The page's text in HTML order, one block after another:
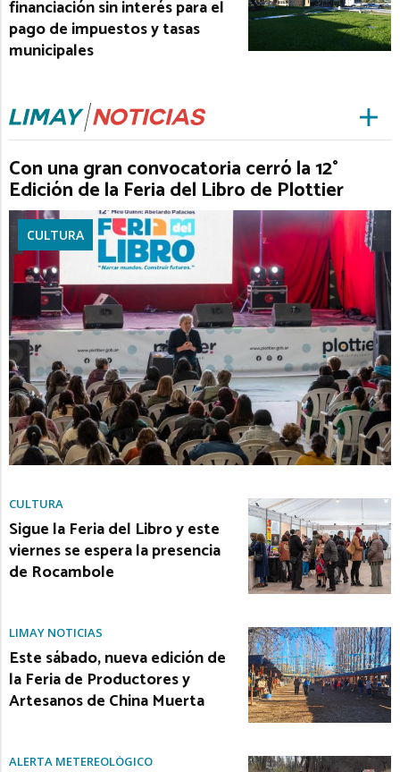
financiación sin interés para el
pago de impuestos y tasas
municipales
Con una gran convocatoria cerró la 12°
Edición de la Feria del Libro de Plottier
CULTURA
CULTURA
Sigue la Feria del Libro y este
viernes se espera la presencia
de Rocambole
LIMAY NOTICIAS
Este sábado, nueva edición de
la Feria de Productores y
Artesanos de China Muerta
ALERTA METEREOLÓGICO